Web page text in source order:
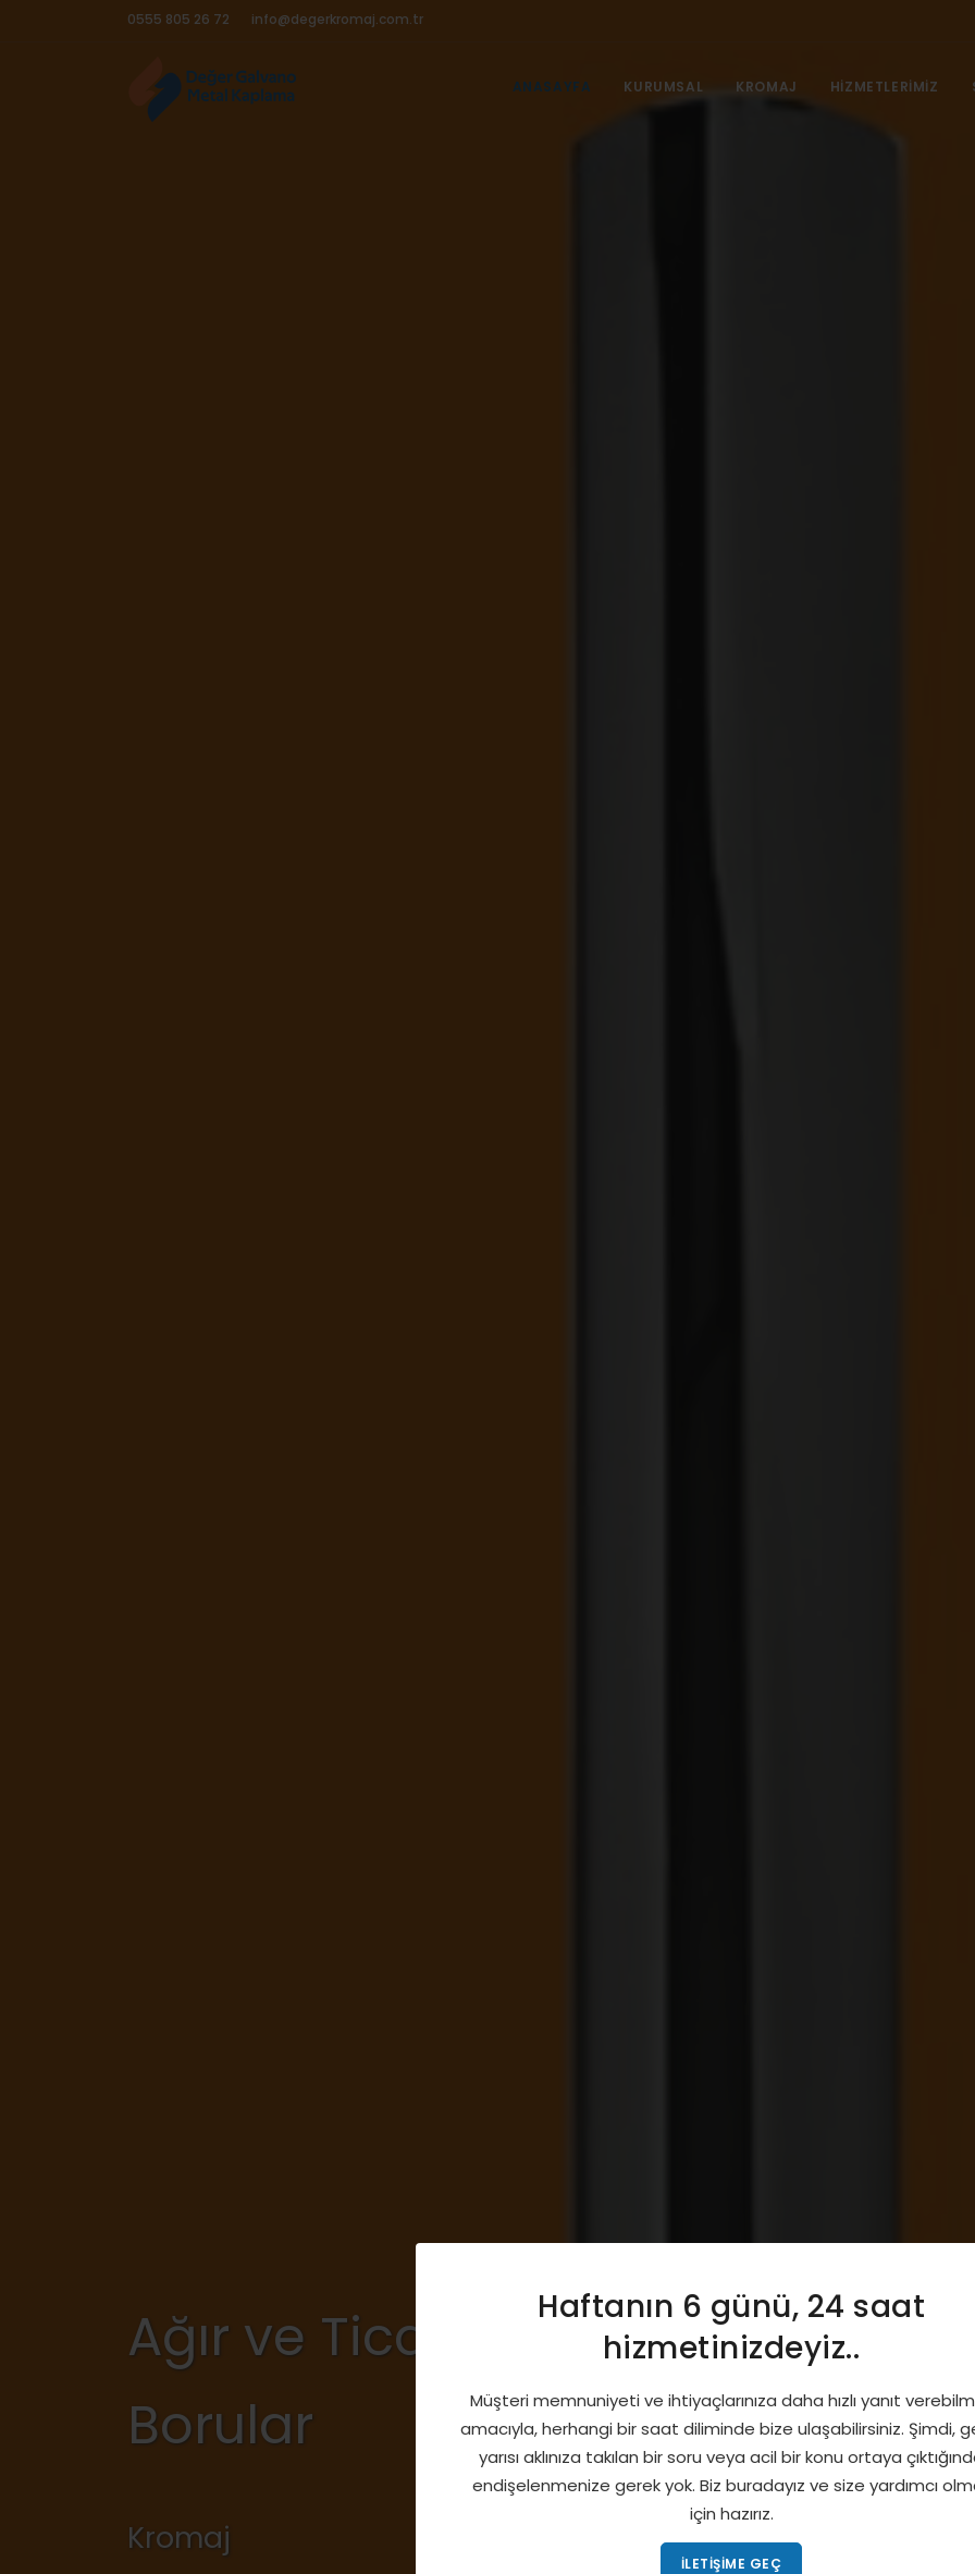
Haftanın 6 günü, 24 saat
hizmetinizdeyiz..
Müşteri memnuniyeti ve ihtiyaçlarınıza daha hızlı yanıt
amacıyla, herhangi bir saat diliminde bize ulaşabilirsiniz. Şimdi,
yarısı aklınıza takılan bir soru veya acil bir konu ortaya
endişelenmenize gerek yok. Biz buradayız ve size yardımcı
için hazırız.
İLETIŞIME GEÇ
0555 805 26 72 info@degerkromaj.com.tr
ANASAYFA KURUMSAL KROMAJ HIZMETLERIMIZ
Ağır ve Ticari Araç Egzozları
Borular
Kromaj